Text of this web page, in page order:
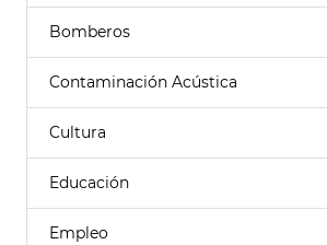
Bomberos
Contaminación Acústica
Cultura
Educación
Empleo